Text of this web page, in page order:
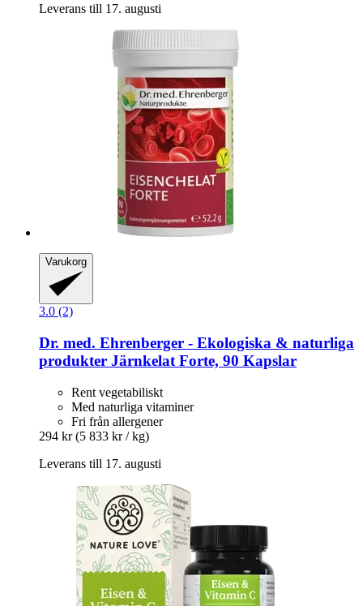
Leverans till 17. augusti
Varukorg
3.0 (2)
Dr. med. Ehrenberger - Ekologiska & naturliga
produkter Järnkelat Forte, 90 Kapslar
Rent vegetabiliskt
Med naturliga vitaminer
Fri från allergener
294 kr (5 833 kr / kg)
Leverans till 17. augusti